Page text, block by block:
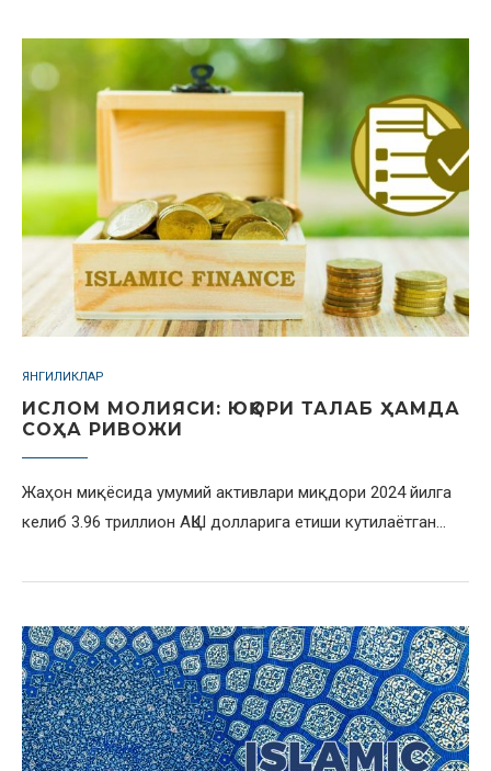
ЯНГИЛИКЛАР
ИСЛОМ МОЛИЯСИ: ЮҚОРИ ТАЛАБ ҲАМДА
СОҲА РИВОЖИ
Жаҳон миқёсида умумий активлари миқдори 2024 йилга
келиб 3.96 триллион АҚШ долларига етиши кутилаётган…